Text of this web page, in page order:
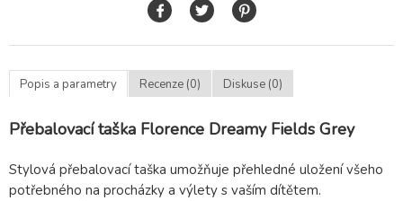
Popis a parametry Recenze (0) Diskuse (0)
Přebalovací taška Florence Dreamy Fields Grey
Stylová přebalovací taška umožňuje přehledné uložení všeho
potřebného na procházky a výlety s vaším dítětem.